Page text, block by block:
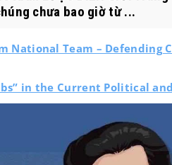
chưa bao giờ từ ...
National Team – Defending
in the Current Political